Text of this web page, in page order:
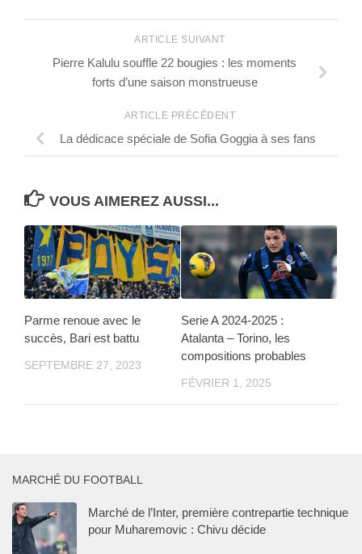
ARTICLE SUIVANT
Pierre Kalulu souffle 22 bougies : les moments
forts d’une saison monstrueuse
ARTICLE PRÉCÉDENT
La dédicace spéciale de Sofia Goggia à ses fans
VOUS AIMEREZ AUSSI...
Parme renoue avec le
succès, Bari est battu
SEPTEMBRE 27, 2023
Serie A 2024-2025 :
Atalanta – Torino, les
compositions probables
FÉVRIER 1, 2025
MARCHÉ DU FOOTBALL
Marché de l’Inter, première contrepartie technique
pour Muharemovic : Chivu décide